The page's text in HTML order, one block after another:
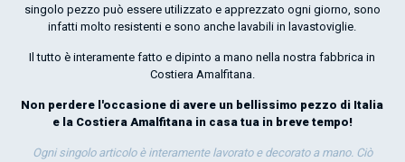
singolo pezzo può essere utilizzato e apprezzato ogni giorno, sono
infatti molto resistenti e sono anche lavabili in lavastoviglie.
Il tutto è interamente fatto e dipinto a mano nella nostra fabbrica in
Costiera Amalfitana.
Non perdere l'occasione di avere un bellissimo pezzo di Italia
e la Costiera Amalfitana in casa tua in breve tempo!
Ogni singolo articolo è interamente lavorato e decorato a mano. Ciò